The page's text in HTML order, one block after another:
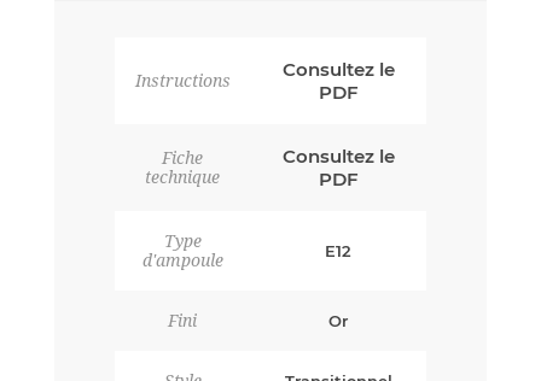
Instructions
Consultez le
PDF
Fiche
technique
Consultez le
PDF
Type
d'ampoule
E12
Fini Or